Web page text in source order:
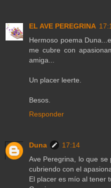
EL AVE PEREGRINA
Hermoso poema
me cubre con
amiga...
Un placer leerte.
Besos.
Responder
Duna
17:14
Ave Peregrina, lo que se
cubriendo con el
El placer es mío al tener